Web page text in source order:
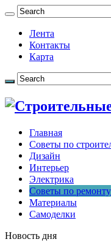
Лента
Контакты
Карта
Главная
Советы по
Дизайн
Интерьер
Электрика
Советы по ремонту
Материалы
Самоделки
Новость дня